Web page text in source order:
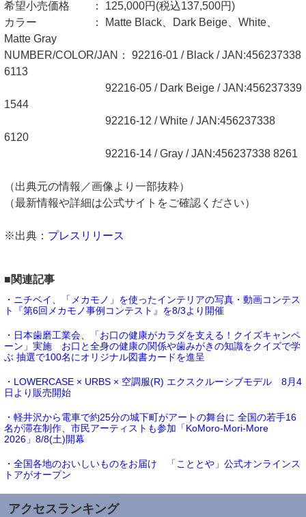
希望小売価格 ： 125,000円(税込137,500円)
カラー ： Matte Black、Dark Beige、White、
Matte Gray
NUMBER/COLOR/JAN： 92216-01 / Black / JAN:456237338
6113
92216-05 / Dark Beige / JAN:456237339
1544
92216-12 / White / JAN:456237338
6120
92216-14 / Gray / JAN:456237338 8261
（出典元の情報／画像より一部抜粋）
（最新情報や詳細は公式サイトをご確認ください）
※出典： プレスリリース
■関連記事
・ニチベイ、「メカモノ」を使ったインテリアの写真・動画コンテス
ト『第6回メカモノ事例コンテスト』を8/3より開催
・日本歯磨工業会、「お口の健康がカラダを支える！クイズキャンペ
ーン」実施 お口と全身の健康の関係や歯みがきの知識をクイズで学
ぶ 抽選で100名にオリジナル図書カードを進呈
・LOWERCASE × URBS × 空調服(R) エクスクルーシブモデル 8月4
日より販売開始
・軽井沢から電車で約25分の城下町がアートの舞台に 全国の若手16
名が滞在制作、市民アーティストも参加「KoMoro-Mori-More
2026」8/8(土)開幕
・全国各地のおいしいものをお届け 「こととや」公式オンラインス
トアがオープン
アクセスランキング